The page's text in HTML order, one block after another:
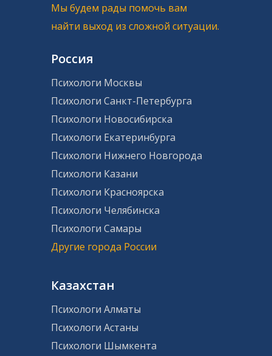
Мы будем рады помочь вам
найти выход из сложной ситуации.
Россия
Психологи Москвы
Психологи Санкт-Петербурга
Психологи Новосибирска
Психологи Екатеринбурга
Психологи Нижнего Новгорода
Психологи Казани
Психологи Красноярска
Психологи Челябинска
Психологи Самары
Другие города России
Казахстан
Психологи Алматы
Психологи Астаны
Психологи Шымкента